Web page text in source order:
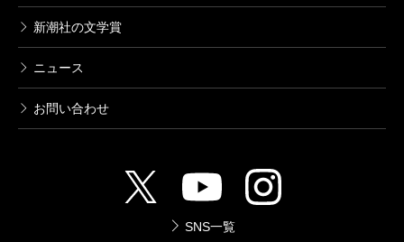
新潮社の文学賞
ニュース
お問い合わせ
SNS一覧